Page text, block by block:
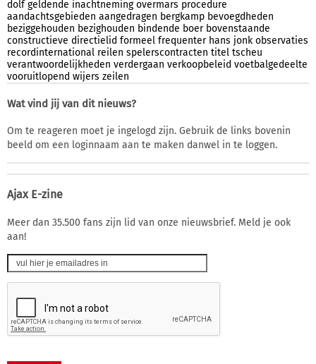
dolf geldende inachtneming overmars procedure
aandachtsgebieden aangedragen bergkamp bevoegdheden
beziggehouden bezighouden bindende boer bovenstaande
constructieve directielid formeel frequenter hans jonk observaties
recordinternational reilen spelerscontracten titel tscheu
verantwoordelijkheden verdergaan verkoopbeleid voetbalgedeelte
vooruitlopend wijers zeilen
Wat vind jij van dit nieuws?
Om te reageren moet je ingelogd zijn. Gebruik de links bovenin
beeld om een loginnaam aan te maken danwel in te loggen.
Ajax E-zine
Meer dan 35.500 fans zijn lid van onze nieuwsbrief. Meld je ook
aan!